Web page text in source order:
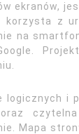
ekranów,
korzysta z
na
logicznych i
Mapa